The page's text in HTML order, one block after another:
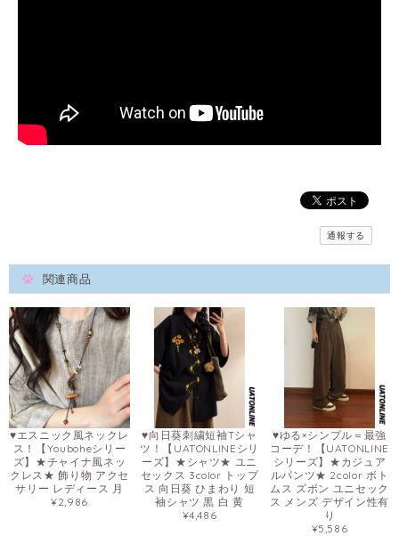
通報する
関連商品
♥エスニック風ネックレ
ス！【Youboheシリー
ズ】★チャイナ風ネッ
クレス★ 飾り物 アクセ
サリー レディース 月
¥2,986
♥向日葵刺繍短袖Tシャ
ツ！【UATONLINEシリ
ーズ】★シャツ★ ユニ
セックス 3color トップ
ス 向日葵 ひまわり 短
袖シャツ 黒 白 黄
¥4,486
♥ゆる×シンプル＝最強
コーデ！【UATONLINE
シリーズ】★カジュア
ルパンツ★ 2color ボト
ムス ズボン ユニセック
ス メンズ デザイン性有
り
¥5,586